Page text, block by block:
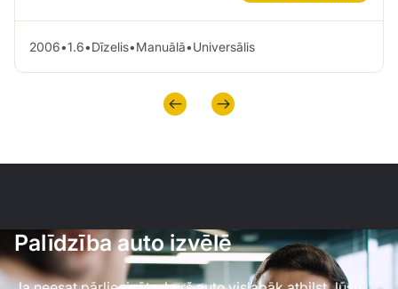
2006•1.6•Dīzelis•Manuālā•Universālis
Palīdzība auto izvēlē